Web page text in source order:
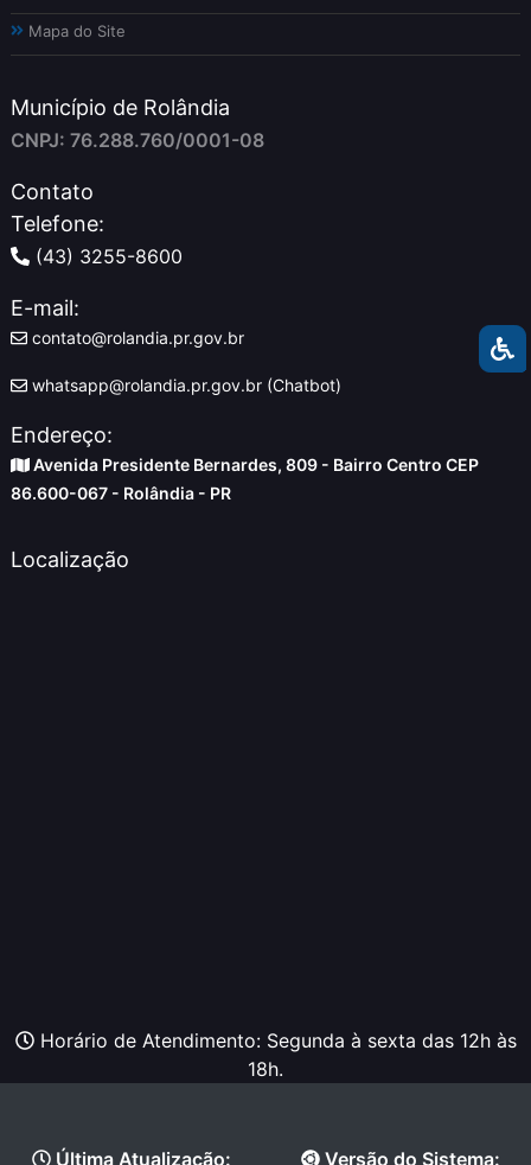
Mapa do Site
Município de Rolândia
CNPJ: 76.288.760/0001-08
Contato
Telefone:
(43) 3255-8600
E-mail:
contato@rolandia.pr.gov.br
whatsapp@rolandia.pr.gov.br (Chatbot)
Endereço:
Avenida Presidente Bernardes, 809 - Bairro Centro CEP
86.600-067 - Rolândia - PR
Localização
Horário de Atendimento: Segunda à sexta das 12h às
18h.
Última Atualização: Versão do Sistema: